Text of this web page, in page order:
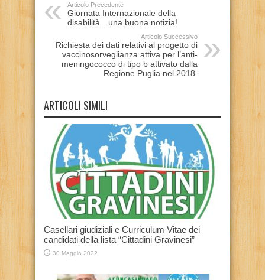
Articolo Precedente
Giornata Internazionale della
disabilità…una buona notizia!
Articolo Successivo
Richiesta dei dati relativi al progetto di
vaccinosorveglianza attiva per l’anti-
meningococco di tipo b attivato dalla
Regione Puglia nel 2018.
ARTICOLI SIMILI
Casellari giudiziali e Curriculum Vitae dei
candidati della lista “Cittadini Gravinesi”
30 Maggio 2022